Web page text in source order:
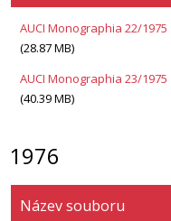
AUCI Monographia 22/1975
(28.87 MB)
AUCI Monographia 23/1975
(40.39 MB)
1976
Název souboru